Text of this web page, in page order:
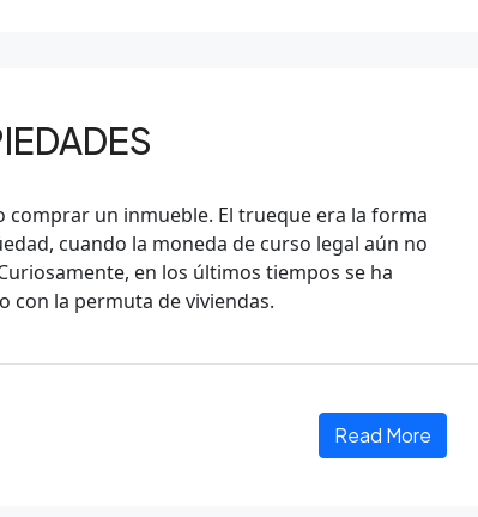
un inmueble. El trueque era la forma
cuando la moneda de curso legal aún no
en los últimos tiempos se ha
con la permuta de viviendas.
Read More